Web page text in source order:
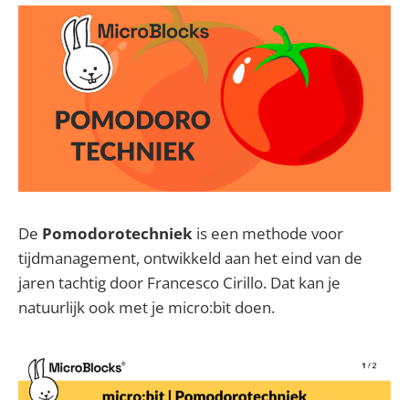
De Pomodorotechniek is een methode voor
tijdmanagement, ontwikkeld aan het eind van de
jaren tachtig door Francesco Cirillo. Dat kan je
natuurlijk ook met je micro:bit doen.